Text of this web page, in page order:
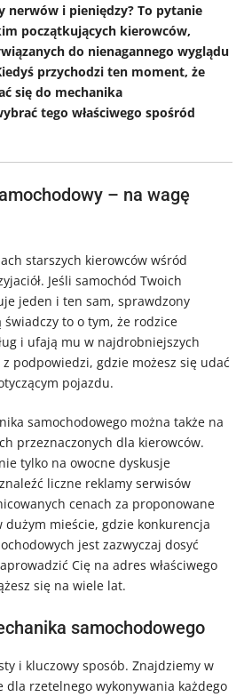
nerwów i pieniędzy? To pytanie
początkujących kierowców,
do nienagannego wyglądu
przychodzi ten moment, że
się do mechanika
tego właściwego spośród
– na wagę
starszych kierowców wśród
Jeśli samochód Twoich
jeden i ten sam, sprawdzony
to o tym, że rodzice
i ufają mu w najdrobniejszych
podpowiedzi, gdzie możesz się udać
pojazdu.
samochodowego można także na
przeznaczonych dla kierowców.
tylko na owocne dyskusje
liczne reklamy serwisów
cenach za proponowane
dużym mieście, gdzie konkurencja
jest zazwyczaj dosyć
Cię na adres właściwego
się na wiele lat.
samochodowego
i kluczowy sposób. Znajdziemy w
rzetelnego wykonywania każdego